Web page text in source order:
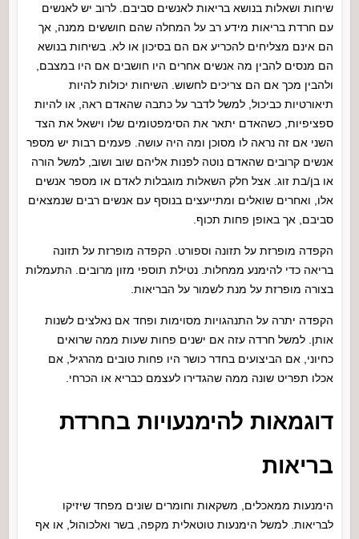
שיחות ושאלות בנושא בריאות לאנשים סביבם. לרוב יש לאנשים
עם חרדת בריאות מידע רב על המחלה שהם חוששים ממנה, אך
הם אינם מצליחים להכריע אם הם בסיכון או לא. בשיחות בנושא
הם מנסים להבין מה אנשים אחרים היו חושבים אם היו במצבם,
ולהבין מכך אם הם צריכים לחשוש. השיחות יכולות להיות
תיאורטיות כביכול, למשל לדבר על כתבה שהאדם ראה, או להיות
ספציפיות, כשהאדם יתאר את הסימפטומים שלו וישאל את הצד
השני אם זה נראה לו מסוכן ומה היה עושה. פעמים רבות יש מספר
אנשים קרובים שהאדם נוטה לפנות אליהם שוב ושוב, למשל הורה
או בן/בת זוג. אצל חלק השאלות מוגבלות לאדם או מספר אנשים
אלו, ואחרים שואלים ומתייעצים בנוסף עם אנשים רבים שנמצאים
סביבם, אך באופן פחות תכוף.
הקפדה מופרזת על תזונה וספורט. הקפדה מופרזת על תזונה
בריאה כדי להימנע ממחלות. נטילת תוספי מזון מרובים. התעמלות
בצורה מופרזת על מנת לשמור על הבריאות.
הקפדה יתרה על התנהגויות מסוימות ופחד אם נאלצים לשנות
אותן. למשל חרדה עזה אם ישנים פחות שעות ממה שרואים
כחיוני, אם הביצועים בחדר כושר היו פחות טובים מהרגיל, אם
אכלו תפריט שונה ממה שהגדירו לעצמם כבריא או הכרחי.
דוגמאות להימנעויות בחרדת
בריאות
הימנעות ממאכלים, משקאות וחומרים שונים מפחד שיזיקו
לבריאות. למשל הימנעות טוטאלית מקפה, בשר ואלכוהול, או אף